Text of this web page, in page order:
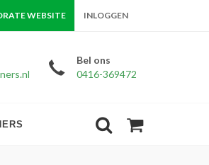
WEBSITE INLOGGEN
Bel ons
0416-369472